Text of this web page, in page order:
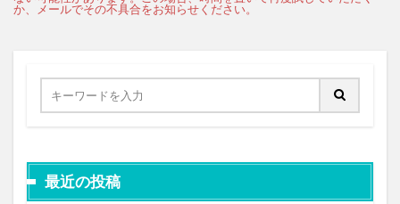
最近の投稿